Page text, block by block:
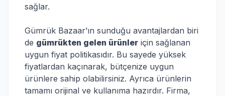
sağlar.
Gümrük Bazaar’ın sunduğu avantajlardan biri
de gümrükten gelen ürünler için sağlanan
uygun fiyat politikasıdır. Bu sayede yüksek
fiyatlardan kaçınarak, bütçenize uygun
ürünlere sahip olabilirsiniz. Ayrıca ürünlerin
tamamı orijinal ve kullanıma hazırdır. Firma,